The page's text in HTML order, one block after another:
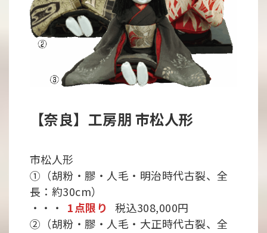
【奈良】工房朋 市松人形
市松人形
①（胡粉・膠・人毛・明治時代古裂、全
長：約30cm）
・・・
1点限り
税込308,000円
②（胡粉・膠・人毛・大正時代古裂、全